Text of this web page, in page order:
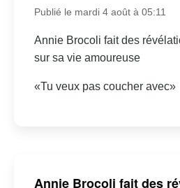
Publié le mardi 4 août à 05:11
Annie Brocoli fait des
sur sa vie amoureuse
«Tu veux pas coucher avec»
Annie Brocoli fait des